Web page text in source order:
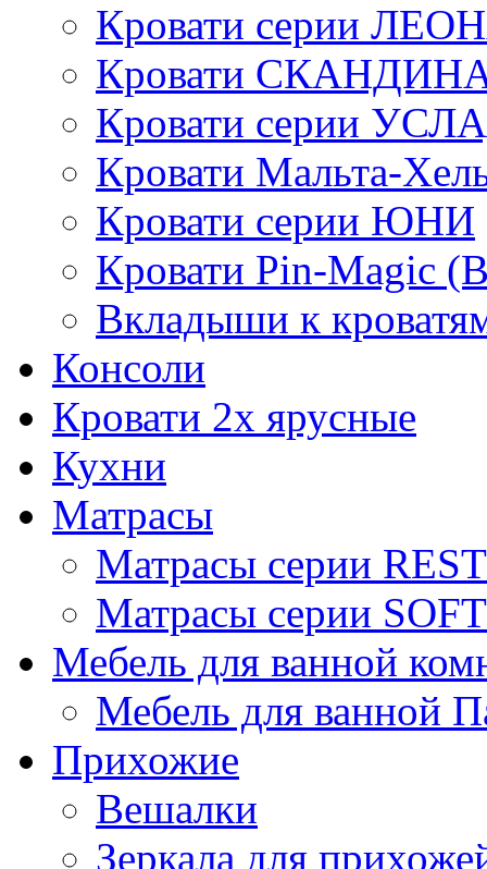
Кровати серии
Кровати
Кровати серии
Кровати Мальта-
Кровати серии ЮНИ
Кровати Pin-Magic
Вкладыши к
Консоли
Кровати 2х ярусные
Кухни
Матрасы
Матрасы серии REST
Матрасы серии SOFT
Мебель для ванной
Мебель для ванной
Прихожие
Вешалки
Зеркала для